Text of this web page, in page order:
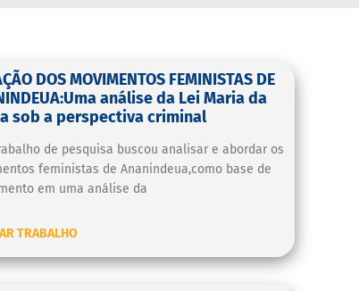
DOS MOVIMENTOS FEMINISTAS DE
análise da Lei Maria da
sob a perspectiva criminal
de pesquisa buscou analisar e abordar os
feministas de Ananindeua,como base de
em uma análise da
TRABALHO